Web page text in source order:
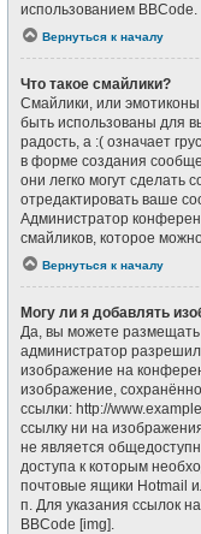
использованием BBCode.
Вернуться к началу
Что такое смайлики?
Смайлики, или
быть использованы для
радость, а :( означает
в форме создания
они легко могут
отредактировать ваше
Администратор
смайликов, которое
Вернуться к началу
Могу ли я добавлять
Да, вы можете
администратор
изображение на
изображение,
ссылки: http://
ссылку ни на
не является
доступа к которым
почтовые ящики Hotmail
п. Для указания ссылок
BBCode [img].